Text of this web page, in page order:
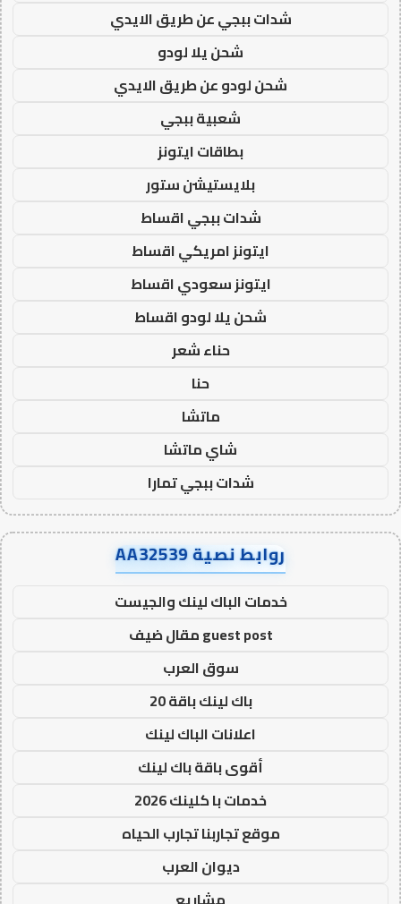
شدات ببجي عن طريق الايدي
شحن يلا لودو
شحن لودو عن طريق الايدي
شعبية ببجي
بطاقات ايتونز
بلايستيشن ستور
شدات ببجي اقساط
ايتونز امريكي اقساط
ايتونز سعودي اقساط
شحن يلا لودو اقساط
حناء شعر
حنا
ماتشا
شاي ماتشا
شدات ببجي تمارا
روابط نصية AA32539
خدمات الباك لينك والجيست
guest post مقال ضيف
سوق العرب
باك لينك باقة 20
اعلانات الباك لينك
أقوى باقة باك لينك
خدمات با كلينك 2026
موقع تجاربنا تجارب الحياه
ديوان العرب